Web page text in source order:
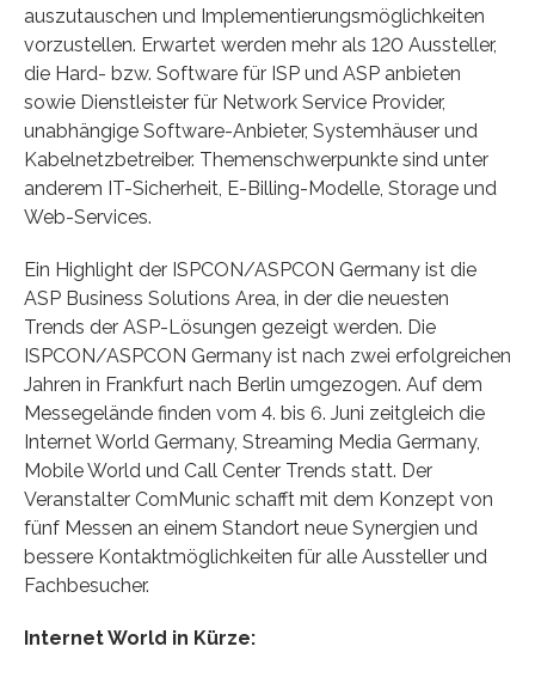
auszutauschen und Implementierungsmöglichkeiten
vorzustellen. Erwartet werden mehr als 120 Aussteller,
die Hard- bzw. Software für ISP und ASP anbieten
sowie Dienstleister für Network Service Provider,
unabhängige Software-Anbieter, Systemhäuser und
Kabelnetzbetreiber. Themenschwerpunkte sind unter
anderem IT-Sicherheit, E-Billing-Modelle, Storage und
Web-Services.
Ein Highlight der ISPCON/ASPCON Germany ist die
ASP Business Solutions Area, in der die neuesten
Trends der ASP-Lösungen gezeigt werden. Die
ISPCON/ASPCON Germany ist nach zwei erfolgreichen
Jahren in Frankfurt nach Berlin umgezogen. Auf dem
Messegelände finden vom 4. bis 6. Juni zeitgleich die
Internet World Germany, Streaming Media Germany,
Mobile World und Call Center Trends statt. Der
Veranstalter ComMunic schafft mit dem Konzept von
fünf Messen an einem Standort neue Synergien und
bessere Kontaktmöglichkeiten für alle Aussteller und
Fachbesucher.
Internet World in Kürze: